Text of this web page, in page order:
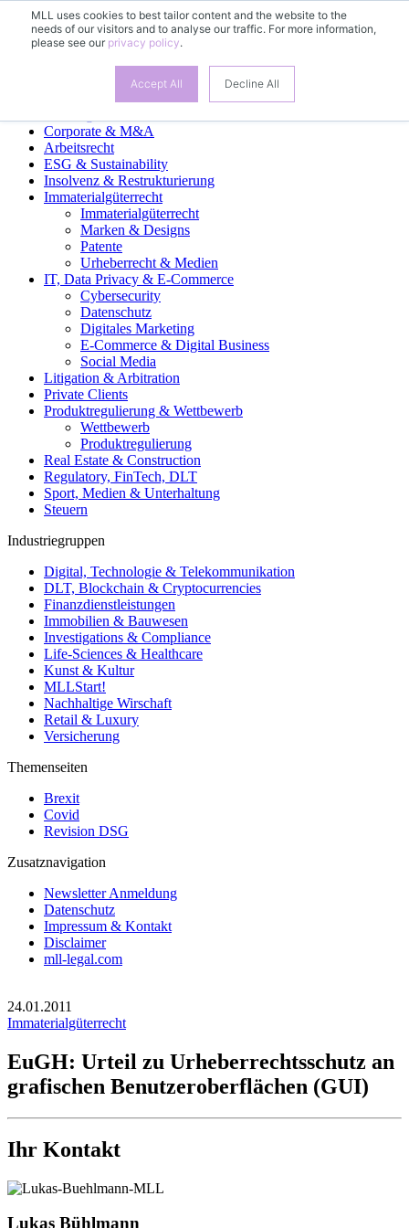
MLL uses cookies to best tailor content and the website to the
needs of our visitors and to analyse our traffic. For more information,
please see our privacy policy.
Accept All Decline All
Corporate & M&A
Arbeitsrecht
ESG & Sustainability
Insolvenz & Restrukturierung
Immaterialgüterrecht
Immaterialgüterrecht
Marken & Designs
Patente
Urheberrecht & Medien
IT, Data Privacy & E-Commerce
Cybersecurity
Datenschutz
Digitales Marketing
E-Commerce & Digital Business
Social Media
Litigation & Arbitration
Private Clients
Produktregulierung & Wettbewerb
Wettbewerb
Produktregulierung
Real Estate & Construction
Regulatory, FinTech, DLT
Sport, Medien & Unterhaltung
Steuern
Industriegruppen
Digital, Technologie & Telekommunikation
DLT, Blockchain & Cryptocurrencies
Finanzdienstleistungen
Immobilien & Bauwesen
Investigations & Compliance
Life-Sciences & Healthcare
Kunst & Kultur
MLLStart!
Nachhaltige Wirschaft
Retail & Luxury
Versicherung
Themenseiten
Brexit
Covid
Revision DSG
Zusatznavigation
Newsletter Anmeldung
Datenschutz
Impressum & Kontakt
Disclaimer
mll-legal.com
24.01.2011
Immaterialgüterrecht
EuGH: Urteil zu Urheberrechtsschutz an
grafischen Benutzeroberflächen (GUI)
Ihr Kontakt
Lukas Bühlmann